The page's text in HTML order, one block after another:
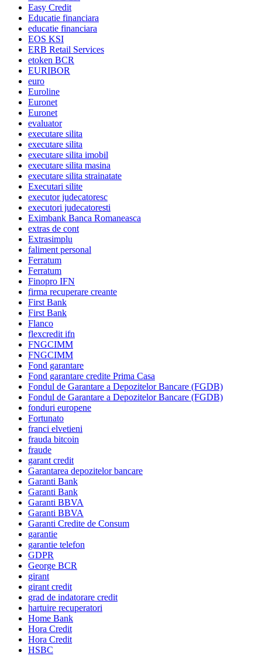
Easy Credit
Educatie financiara
educatie financiara
EOS KSI
ERB Retail Services
etoken BCR
EURIBOR
euro
Euroline
Euronet
Euronet
evaluator
executare silita
executare silita
executare silita imobil
executare silita masina
executare silita strainatate
Executari silite
executor judecatoresc
executori judecatoresti
Eximbank Banca Romaneasca
extras de cont
Extrasimplu
faliment personal
Ferratum
Ferratum
Finopro IFN
firma recuperare creante
First Bank
First Bank
Flanco
flexcredit ifn
FNGCIMM
FNGCIMM
Fond garantare
Fond garantare credite Prima Casa
Fondul de Garantare a Depozitelor Bancare (FGDB)
Fondul de Garantare a Depozitelor Bancare (FGDB)
fonduri europene
Fortunato
franci elvetieni
frauda bitcoin
fraude
garant credit
Garantarea depozitelor bancare
Garanti Bank
Garanti Bank
Garanti BBVA
Garanti BBVA
Garanti Credite de Consum
garantie
garantie telefon
GDPR
George BCR
girant
girant credit
grad de indatorare credit
hartuire recuperatori
Home Bank
Hora Credit
Hora Credit
HSBC